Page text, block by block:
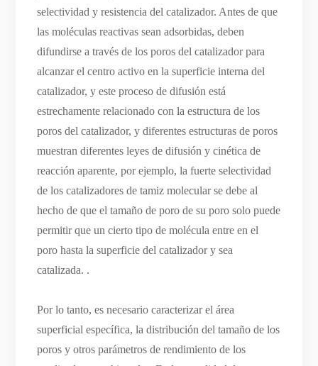
selectividad y resistencia del catalizador. Antes de que
las moléculas reactivas sean adsorbidas, deben
difundirse a través de los poros del catalizador para
alcanzar el centro activo en la superficie interna del
catalizador, y este proceso de difusión está
estrechamente relacionado con la estructura de los
poros del catalizador, y diferentes estructuras de poros
muestran diferentes leyes de difusión y cinética de
reacción aparente, por ejemplo, la fuerte selectividad
de los catalizadores de tamiz molecular se debe al
hecho de que el tamaño de poro de su poro solo puede
permitir que un cierto tipo de molécula entre en el
poro hasta la superficie del catalizador y sea
catalizada. .
Por lo tanto, es necesario caracterizar el área
superficial específica, la distribución del tamaño de los
poros y otros parámetros de rendimiento de los